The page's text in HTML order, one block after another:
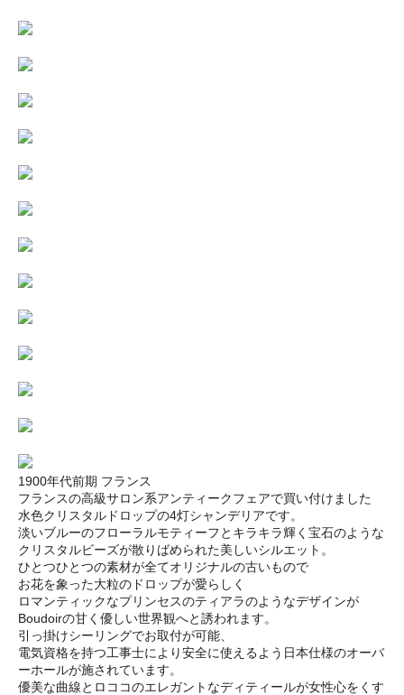
1900年代前期 フランス
フランスの高級サロン系アンティークフェアで買い付けました
水色クリスタルドロップの4灯シャンデリアです。
淡いブルーのフローラルモティーフとキラキラ輝く宝石のような
クリスタルビーズが散りばめられた美しいシルエット。
ひとつひとつの素材が全てオリジナルの古いもので
お花を象った大粒のドロップが愛らしく
ロマンティックなプリンセスのティアラのようなデザインが
Boudoirの甘く優しい世界観へと誘われます。
引っ掛けシーリングでお取付が可能、
電気資格を持つ工事士により安全に使えるよう日本仕様のオーバ
ーホールが施されています。
優美な曲線とロココのエレガントなディティールが女性心をくす